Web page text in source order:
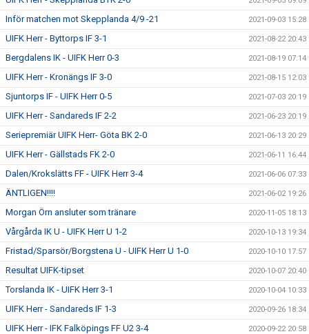
Inför matchen mot Skepplanda 4/9 -21 2021-09-03 15:28
UIFK Herr - Byttorps IF 3-1 2021-08-22 20:43
Bergdalens IK - UIFK Herr 0-3 2021-08-19 07:14
UIFK Herr - Kronängs IF 3-0 2021-08-15 12:03
Sjuntorps IF - UIFK Herr 0-5 2021-07-03 20:19
UIFK Herr - Sandareds IF 2-2 2021-06-23 20:19
Seriepremiär UIFK Herr- Göta BK 2-0 2021-06-13 20:29
UIFK Herr - Gällstads FK 2-0 2021-06-11 16:44
Dalen/Krokslätts FF - UIFK Herr 3-4 2021-06-06 07:33
ÄNTLIGEN!!!! 2021-06-02 19:26
Morgan Örn ansluter som tränare 2020-11-05 18:13
Vårgårda IK U - UIFK Herr U 1-2 2020-10-13 19:34
Fristad/Sparsör/Borgstena U - UIFK Herr U 1-0 2020-10-10 17:57
Resultat UIFK-tipset 2020-10-07 20:40
Torslanda IK - UIFK Herr 3-1 2020-10-04 10:33
UIFK Herr - Sandareds IF 1-3 2020-09-26 18:34
UIFK Herr - IFK Falköpings FF U2 3-4 2020-09-22 20:58